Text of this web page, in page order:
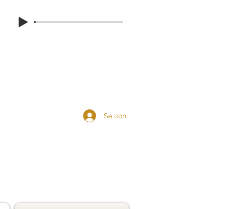
Se connecter